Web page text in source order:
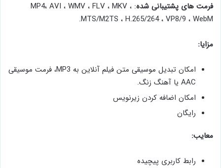
فرمت های پشتیبانی شده : MP4، AVI ، WMV ، FLV ، MKV ،
MTS/M2TS ، H.265/264 ، VP8/9 ، WebM.
مزایا:
امکان تبدیل موسیقی متن فیلم آنلاین به MP3، فرمت موسیقی
AAC یا آهنگ زنگ.
امکان اضافه کردن زیرنویس
رایگان
معایب:
رابط کاربری پیچیده